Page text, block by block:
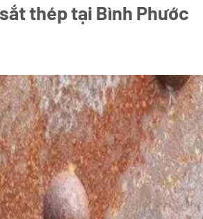
thép tại Bình Phước